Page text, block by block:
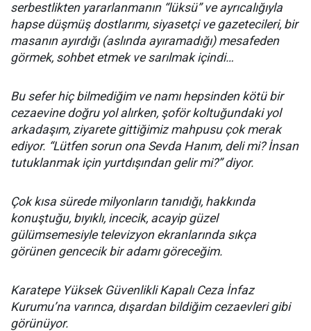
serbestlikten yararlanmanın “lüksü” ve ayrıcalığıyla
hapse düşmüş dostlarımı, siyasetçi ve gazetecileri, bir
masanın ayırdığı (aslında ayıramadığı) mesafeden
görmek, sohbet etmek ve sarılmak içindi…
Bu sefer hiç bilmediğim ve namı hepsinden kötü bir
cezaevine doğru yol alırken, şoför koltuğundaki yol
arkadaşım, ziyarete gittiğimiz mahpusu çok merak
ediyor. “Lütfen sorun ona Sevda Hanım, deli mi? İnsan
tutuklanmak için yurtdışından gelir mi?” diyor.
Çok kısa sürede milyonların tanıdığı, hakkında
konuştuğu, bıyıklı, incecik, acayip güzel
gülümsemesiyle televizyon ekranlarında sıkça
görünen gencecik bir adamı göreceğim.
Karatepe Yüksek Güvenlikli Kapalı Ceza İnfaz
Kurumu’na varınca, dışardan bildiğim cezaevleri gibi
görünüyor.